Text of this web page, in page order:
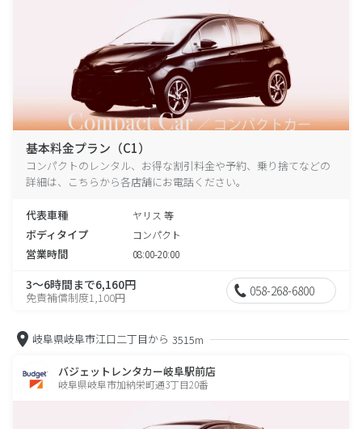
基本料金プラン（C1）
コンパクトのレンタル、お得な割引料金や予約、乗り捨てなどの
詳細は、こちらから各店舗にお電話ください。
代表車種 ヤリス 等
ボディタイプ コンパクト
営業時間 08:00-20:00
3～6時間まで6,160円
免責補償制度1,100円 058-268-6800
岐阜県岐阜市江口二丁目から 3515m
バジェットレンタカー岐阜駅前店
岐阜県岐阜市加納栄町通3丁目20番